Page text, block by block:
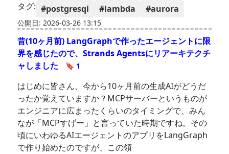
タグ: #postgresql #lambda #aurora
公開日: 2026-03-26 13:15
昔(10ヶ月前) LangGraphで作ったエージェントに限
界を感じたので、Strands Agentsにリアーキテクチ
ャしました
🔖 1
はじめに皆さん、今から10ヶ月前の生成AIがどうだ
ったか覚えていますか？MCPサーバーというものが
エンジニアに広まったくらいのタイミングで、みん
なが「MCPすげー」と言っていた時期ですね。その
頃にいわゆるAIエージェントのアプリをLangGraph
で作り始めたのですが、この領